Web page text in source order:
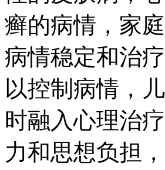
癣的病情，家
病情稳定和治
以控制病情，
时融入心理治
力和思想负担